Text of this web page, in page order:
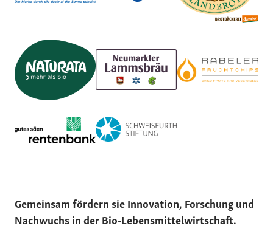
Gemeinsam fördern sie Innovation, Forschung und
Nachwuchs in der Bio-Lebensmittelwirtschaft.